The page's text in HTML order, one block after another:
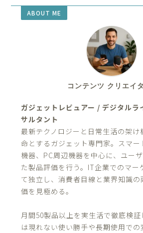
ABOUT ME
コンテンツ クリエイ
ガジェットレビュアー / デジタルラ
サルタント
最新テクノロジーと日常生活の架け
命とするガジェット専門家。スマー
機器、PC周辺機器を中心に、ユー
た製品評価を行う。IT企業でのマー
て独立し、消費者目線と業界知識
価を見極める。
月間50製品以上を実生活で徹底検
は現れない使い勝手や長期使用で